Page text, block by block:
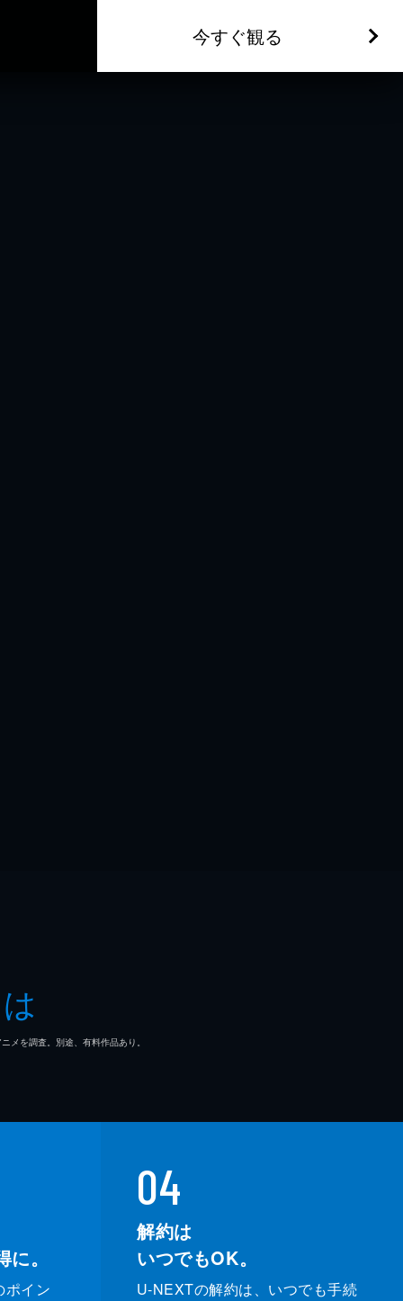
今すぐ観る
を調査。別途、有料作品あり。
。
ポイン
04
解約は
いつでもOK。
U-NEXTの解約は、いつでも手続